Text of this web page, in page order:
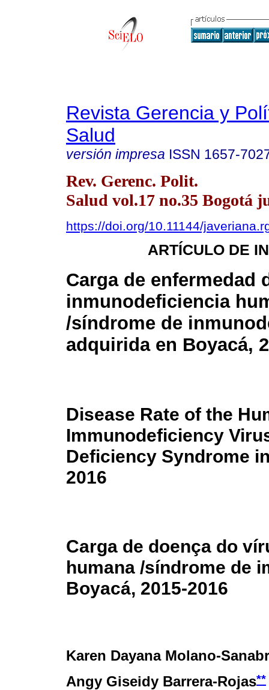
Revista Gerencia y
Salud
versión impresa ISSN 1657-
Rev. Gerenc. Polit.
Salud vol.17 no.35 Bogotá
https://doi.org/10.11144/
ARTÍCULO DE
Carga de enfermedad
inmunodeficiencia
/síndrome de
adquirida en Boyacá,
Disease Rate of the
Immunodeficiency
Deficiency Syndrome
2016
Carga de doença do
humana /síndrome de
Boyacá, 2015-2016
Karen Dayana Molano-
Angy Giseidy Barrera-Rojas**